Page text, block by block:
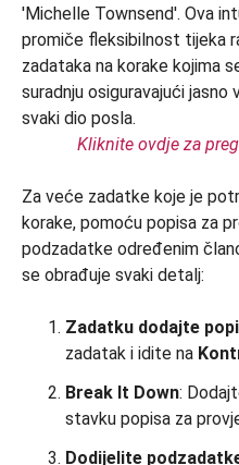
Kliknite ovdje za
Za veće zadatke koje je
korake, pomoću popisa za
podzadatke određenim
se obrađuje svaki detalj:
Zadatku dodajte
zadatak i idite na
Break It Down:
stavku popisa za
Dodijelite